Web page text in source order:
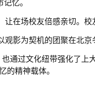
忆。
在场校友倍感亲切。校
影为契机的团聚在北京
通过文化纽带强化了上
的精神载体。